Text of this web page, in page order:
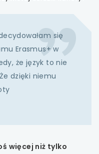
się
Erasmus+ w
że język to nie
dzięki niemu
więcej niż tylko